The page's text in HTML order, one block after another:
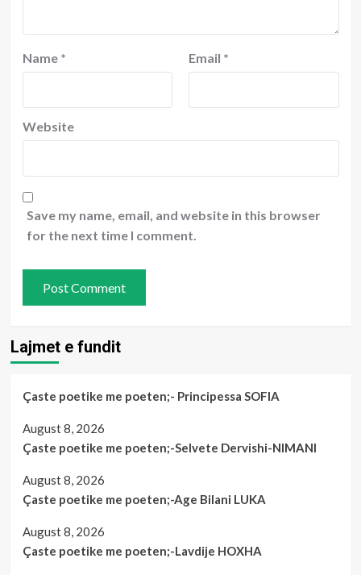
Name * Email *
Website
Save my name, email, and website in this browser
for the next time I comment.
Lajmet e fundit
Çaste poetike me poeten;- Principessa SOFIA
August 8, 2026
Çaste poetike me poeten;-Selvete Dervishi-NIMANI
August 8, 2026
Çaste poetike me poeten;-Age Bilani LUKA
August 8, 2026
Çaste poetike me poeten;-Lavdije HOXHA